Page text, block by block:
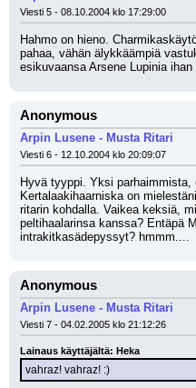
Viesti 5 - 08.10.2004 klo 17:29:00
Hahmo on hieno.
pahaa, vähän älykkäämpiä
esikuvaansa Arsene Lupinia
Anonymous
Arpin Lusene - Musta Ritari
Viesti 6 - 12.10.2004 klo 20:09:07
Hyvä tyyppi. Yksi
Kertalaakihaarniska on
ritarin kohdalla. Vaikea keksiä,
peltihaalarinsa kanssa? Entäpä
intrakitkasädepyssyt? hmmm....
Anonymous
Arpin Lusene - Musta Ritari
Viesti 7 - 04.02.2005 klo 21:12:26
Lainaus käyttäjältä: Heka
vahraz! vahraz! :)